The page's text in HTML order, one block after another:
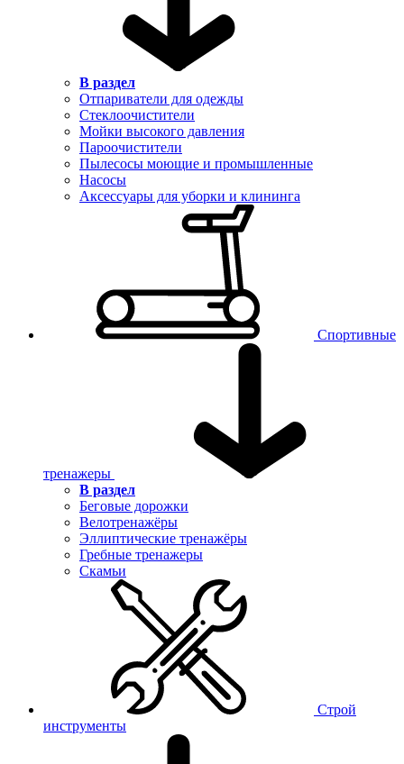
В раздел
Отпариватели для одежды
Стеклоочистители
Мойки высокого давления
Пароочистители
Пылесосы моющие и промышленные
Насосы
Аксессуары для уборки и клининга
Спортивные
тренажеры
В раздел
Беговые дорожки
Велотренажёры
Эллиптические тренажёры
Гребные тренажеры
Скамьи
Строй
инструменты